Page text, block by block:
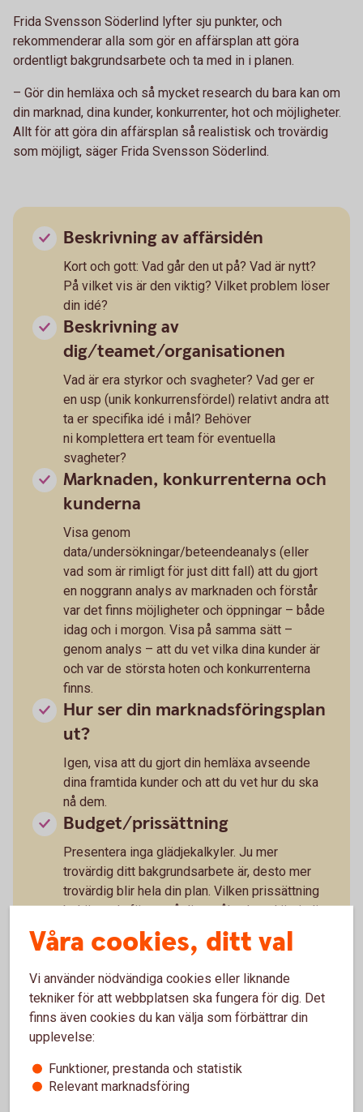
Frida Svensson Söderlind lyfter sju punkter, och
rekommenderar alla som gör en affärsplan att göra
ordentligt bakgrundsarbete och ta med in i planen.
– Gör din hemläxa och så mycket research du bara kan om
din marknad, dina kunder, konkurrenter, hot och möjligheter.
Allt för att göra din affärsplan så realistisk och trovärdig
som möjligt, säger Frida Svensson Söderlind.
Beskrivning av affärsidén
Kort och gott: Vad går den ut på? Vad är nytt?
På vilket vis är den viktig? Vilket problem löser
din idé?
Beskrivning av
dig/teamet/organisationen
Vad är era styrkor och svagheter? Vad ger er
en usp (unik konkurrensfördel) relativt andra att
ta er specifika idé i mål? Behöver
ni komplettera ert team för eventuella
svagheter?
Marknaden, konkurrenterna och
kunderna
Visa genom
data/undersökningar/beteendeanalys (eller
vad som är rimligt för just ditt fall) att du gjort
en noggrann analys av marknaden och förstår
var det finns möjligheter och öppningar – både
idag och i morgon. Visa på samma sätt –
genom analys – att du vet vilka dina kunder är
och var de största hoten och konkurrenterna
finns.
Hur ser din marknadsföringsplan
ut?
Igen, visa att du gjort din hemläxa avseende
dina framtida kunder och att du vet hur du ska
nå dem.
Budget/prissättning
Presentera inga glädjekalkyler. Ju mer
trovärdig ditt bakgrundsarbete är, desto mer
trovärdig blir hela din plan. Vilken prissättning
behöver du för att nå dina mål och vad är rimligt
på marknaden? Det är också viktigt att planera
för att kunna ta ut lön eller sätta upp en budget
Tidsplan/milstolpar/mål
Bryt upp din plan i delmål. Det kan handla om
när ska ni ha nått viss omsättning, ett visst
är relevant för just din idé.
Hur ska idén genomföras?
Våra cookies, ditt val
Vi använder nödvändiga cookies eller liknande
tekniker för att webbplatsen ska fungera för dig. Det
finns även cookies du kan välja som förbättrar din
upplevelse:
Funktioner, prestanda och statistik
Relevant marknadsföring